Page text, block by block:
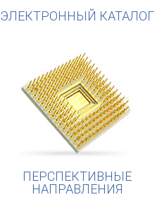
ЭЛЕКТРОННЫЙ КАТАЛОГ
ПЕРСПЕКТИВНЫЕ
НАПРАВЛЕНИЯ